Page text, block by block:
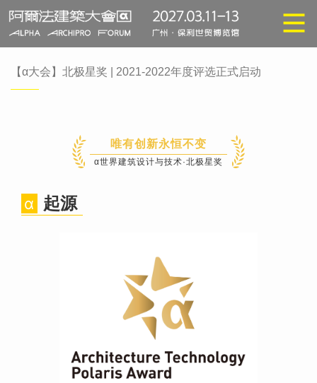
【α大会】北极星奖 | 2021-2022年度评选正式启动
唯有创新永恒不变
α世界建筑设计与技术·北极星奖
α 起源